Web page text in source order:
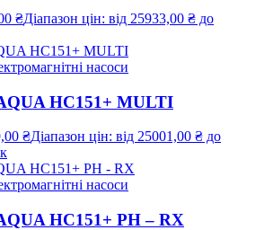
₴Діапазон цін: від 25933,00 ₴ до
насоси
HC151+ MULTI
₴Діапазон цін: від 25001,00 ₴ до
насоси
HC151+ PH – RX